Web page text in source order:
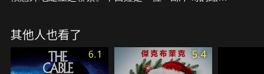
狀時，辛西亞原本井然有序的生活卻徹底顛覆。一次
偶然的機會下，碌碌無為的保安史丹在辛西亞位於布
魯克林的豪宅裡阻止了一起搶劫案，兩人的世界就此
其他人也看了
6.1 5.4